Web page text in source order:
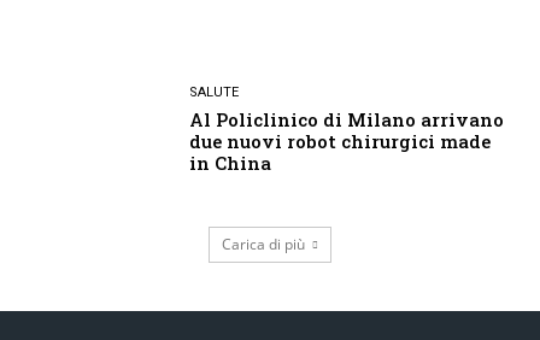
SALUTE
Al Policlinico di Milano arrivano
due nuovi robot chirurgici made
in China
Carica di più